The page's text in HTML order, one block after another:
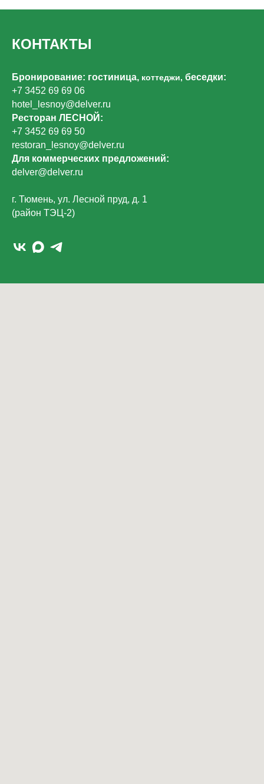
КОНТАКТЫ
Бронирование: гостиница, коттеджи, беседки:
+7 3452 69 69 06
hotel_lesnoy@delver.ru
Ресторан ЛЕСНОЙ:
+7 3452 69 69 50
restoran_lesnoy@delver.ru
Для коммерческих предложений:
delver@delver.ru
г. Тюмень, ул. Лесной пруд, д. 1
(район ТЭЦ-2)